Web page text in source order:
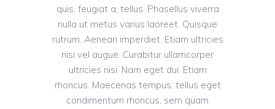
quis, feugiat a, tellus. Phasellus viverra
nulla ut metus varius laoreet. Quisque
rutrum. Aenean imperdiet. Etiam ultricies
nisi vel augue. Curabitur ullamcorper
ultricies nisi. Nam eget dui. Etiam
rhoncus. Maecenas tempus, tellus eget
condimentum rhoncus, sem quam